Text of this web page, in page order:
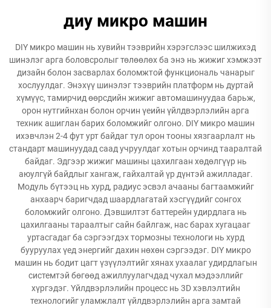
диу микро машин
DIY микро машин нь хувийн тээврийн хэрэгслээс шилжихэд
шинэлэг арга боловсролыг төлөөлөх ба энэ нь жижиг хэмжээт
дизайн болон засварлах боломжтой функциональ чанарыг
хослуулдаг. Энэхүү шинэлэг тээврийн платформ нь дуртай
хүмүүс, тамирчид өөрсдийн жижиг автомашинуудаа барьж,
орон нутгийнхан болон орчин үеийн үйлдвэрлэлийн арга
техник ашиглан барих боломжийг олгоно. DIY микро машин
ихэвчлэн 2-4 фут урт байдаг тул орон тооны хязгаарлалт нь
стандарт машинуудад саад учруулдаг хотын орчинд тааралтай
байдаг. Эдгээр жижиг машины цахилгаан хөдөлгүүр нь
аюулгүй байдлыг хангаж, гайхалтай үр дүнтэй ажилладаг.
Модуль бүтээц нь хурд, радиус эсвэл ачааны багтаамжийг
анхаарч баригчдад шаардлагатай хэсгүүдийг сонгох
боломжийг олгоно. Дэвшилтэт баттерейн удирдлага нь
цахилгааны тараалтыг сайн байлгаж, нас барах хугацааг
уртасгадаг ба сэргээгдэх тормозны технологи нь хурд
бууруулах үед энергийг дахин нөхөн сэргээдэг. DIY микро
машин нь бодит цагт үзүүлэлтийг хянах ухаалаг удирдлагын
системтэй бөгөөд ажиллуулагчдад чухал мэдээллийг
хүргэдэг. Үйлдвэрлэлийн процесс нь 3D хэвлэлтийн
технологийг уламжлалт үйлдвэрлэлийн арга замтай